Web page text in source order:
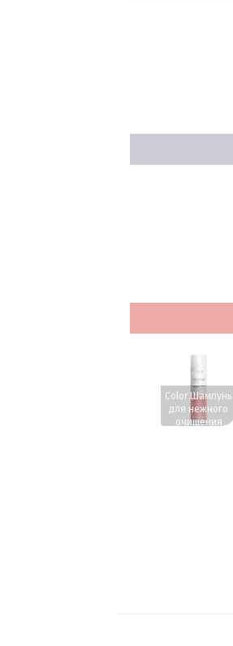
www.profhairs.ru
Color Шампунь
для нежного
очищения